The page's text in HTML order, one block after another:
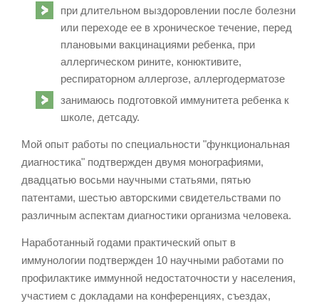
при длительном выздоровлении после болезни
или переходе ее в хроническое течение, перед
плановыми вакцинациями ребенка, при
аллергическом рините, конюктивите,
респираторном аллергозе, аллергодерматозе
занимаюсь подготовкой иммунитета ребенка к
школе, детсаду.
Мой опыт работы по специальности "функциональная
диагностика" подтвержден двумя монографиями,
двадцатью восьми научными статьями, пятью
патентами, шестью авторскими свидетельствами по
различным аспектам диагностики организма человека.
Наработанный годами практический опыт в
иммунологии подтвержден 10 научными работами по
профилактике иммунной недостаточности у населения,
участием с докладами на конференциях, съездах,